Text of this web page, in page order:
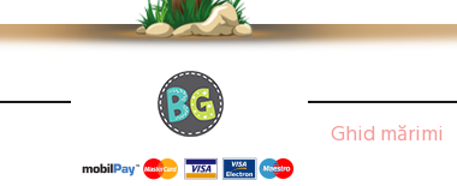
Ghid mărimi